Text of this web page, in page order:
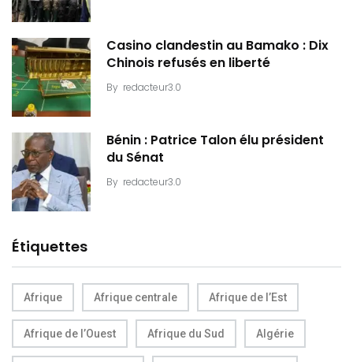
Casino clandestin au Bamako : Dix
Chinois refusés en liberté
By redacteur3.0
Bénin : Patrice Talon élu président
du Sénat
By redacteur3.0
Étiquettes
Afrique Afrique centrale Afrique de l’Est
Afrique de l’Ouest Afrique du Sud Algérie